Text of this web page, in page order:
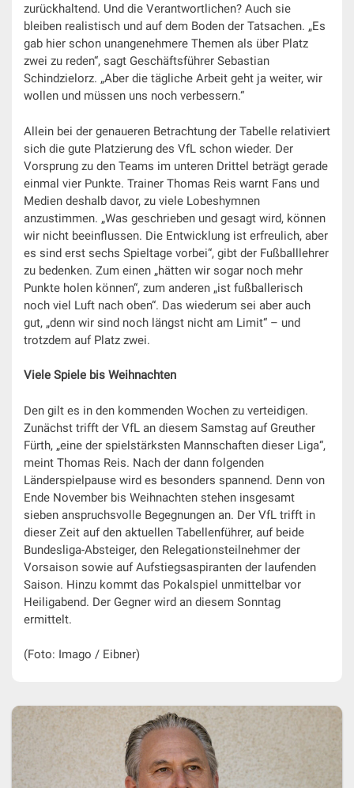
zurückhaltend. Und die Verantwortlichen? Auch sie
bleiben realistisch und auf dem Boden der Tatsachen. „Es
gab hier schon unangenehmere Themen als über Platz
zwei zu reden“, sagt Geschäftsführer Sebastian
Schindzielorz. „Aber die tägliche Arbeit geht ja weiter, wir
wollen und müssen uns noch verbessern.“
Allein bei der genaueren Betrachtung der Tabelle relativiert
sich die gute Platzierung des VfL schon wieder. Der
Vorsprung zu den Teams im unteren Drittel beträgt gerade
einmal vier Punkte. Trainer Thomas Reis warnt Fans und
Medien deshalb davor, zu viele Lobeshymnen
anzustimmen. „Was geschrieben und gesagt wird, können
wir nicht beeinflussen. Die Entwicklung ist erfreulich, aber
es sind erst sechs Spieltage vorbei“, gibt der Fußballlehrer
zu bedenken. Zum einen „hätten wir sogar noch mehr
Punkte holen können“, zum anderen „ist fußballerisch
noch viel Luft nach oben“. Das wiederum sei aber auch
gut, „denn wir sind noch längst nicht am Limit“ – und
trotzdem auf Platz zwei.
Viele Spiele bis Weihnachten
Den gilt es in den kommenden Wochen zu verteidigen.
Zunächst trifft der VfL an diesem Samstag auf Greuther
Fürth, „eine der spielstärksten Mannschaften dieser Liga“,
meint Thomas Reis. Nach der dann folgenden
Länderspielpause wird es besonders spannend. Denn von
Ende November bis Weihnachten stehen insgesamt
sieben anspruchsvolle Begegnungen an. Der VfL trifft in
dieser Zeit auf den aktuellen Tabellenführer, auf beide
Bundesliga-Absteiger, den Relegationsteilnehmer der
Vorsaison sowie auf Aufstiegsaspiranten der laufenden
Saison. Hinzu kommt das Pokalspiel unmittelbar vor
Heiligabend. Der Gegner wird an diesem Sonntag
ermittelt.
(Foto: Imago / Eibner)